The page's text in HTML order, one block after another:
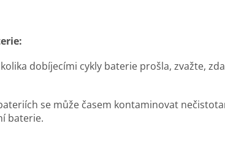
dobíjecími cykly baterie prošla, zvažte,
se může časem kontaminovat
baterie.